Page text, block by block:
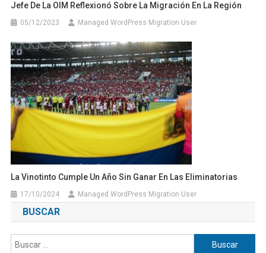
Jefe De La OIM Reflexionó Sobre La Migración En La Región
05/12/2023 Managed WordPress Migration User
La Vinotinto Cumple Un Año Sin Ganar En Las Eliminatorias
17/10/2024 Managed WordPress Migration User
BUSCAR
Buscar: